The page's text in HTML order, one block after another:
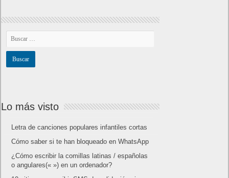
Lo más visto
Letra de canciones populares infantiles cortas
Cómo saber si te han bloqueado en WhatsApp
¿Cómo escribir la comillas latinas / españolas
o angulares(« ») en un ordenador?